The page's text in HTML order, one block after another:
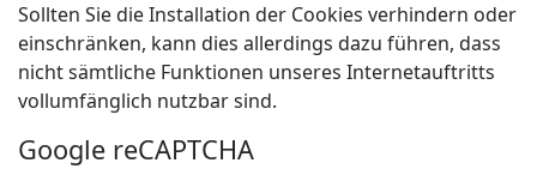
Sollten Sie die Installation der Cookies verhindern oder
einschränken, kann dies allerdings dazu führen, dass
nicht sämtliche Funktionen unseres Internetauftritts
vollumfänglich nutzbar sind.
Google reCAPTCHA